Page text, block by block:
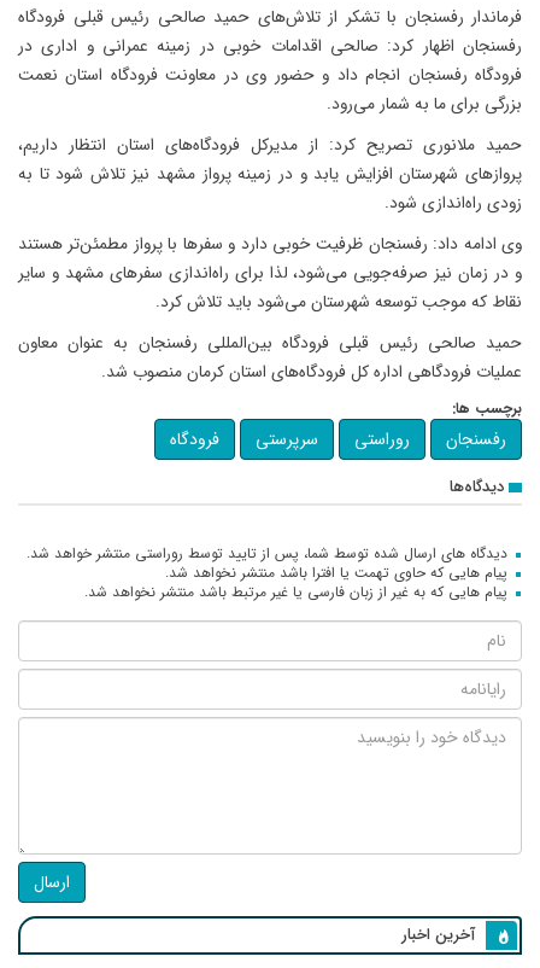
فرماندار رفسنجان با تشکر از تلاش‌های حمید صالحی رئیس قبلی فرودگاه
رفسنجان اظهار کرد: صالحی اقدامات خوبی در زمینه عمرانی و اداری در
فرودگاه رفسنجان انجام داد و حضور وی در معاونت فرودگاه استان نعمت
بزرگی برای ما به شمار می‌رود.
حمید ملانوری تصریح کرد: از مدیرکل فرودگاه‌های استان انتظار داریم،
پروازهای شهرستان افزایش یابد و در زمینه پرواز مشهد نیز تلاش شود تا به
زودی راه‌اندازی شود.
وی ادامه داد: رفسنجان ظرفیت خوبی دارد و سفرها با پرواز مطمئن‌تر هستند
و در زمان نیز صرفه‌جویی می‌شود، لذا برای راه‌اندازی سفرهای مشهد و سایر
نقاط که موجب توسعه شهرستان می‌شود باید تلاش کرد.
حمید صالحی رئیس قبلی فرودگاه بین‌المللی رفسنجان به عنوان معاون
عملیات فرودگاهی اداره کل فرودگاه‌های استان کرمان منصوب شد.
برچسب ها:
رفسنجان روراستی سرپرستی فرودگاه
دیدگاه‌ها
دیدگاه های ارسال شده توسط شما، پس از تایید توسط روراستی منتشر خواهد شد.
پیام هایی که حاوی تهمت یا افترا باشد منتشر نخواهد شد.
پیام هایی که به غیر از زبان فارسی یا غیر مرتبط باشد منتشر نخواهد شد.
ارسال
آخرین اخبار